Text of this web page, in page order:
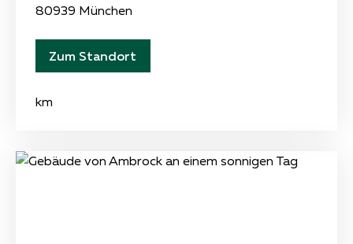
80939 München
Zum Standort
km